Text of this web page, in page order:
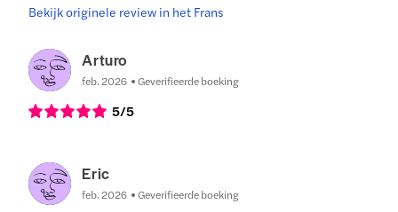
Bekijk originele review in het Frans
Arturo
feb. 2026 Geverifieerde boeking
5/5
Eric
feb. 2026 Geverifieerde boeking